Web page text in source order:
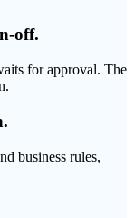
off.
for approval. The
business rules,